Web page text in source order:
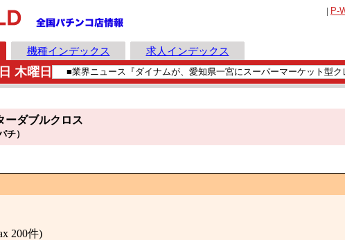
| P-
機種インデックス 求人インデックス
木曜日
ーダブルクロス
チ）
200件)